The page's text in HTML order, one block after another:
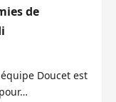
de
Doucet est